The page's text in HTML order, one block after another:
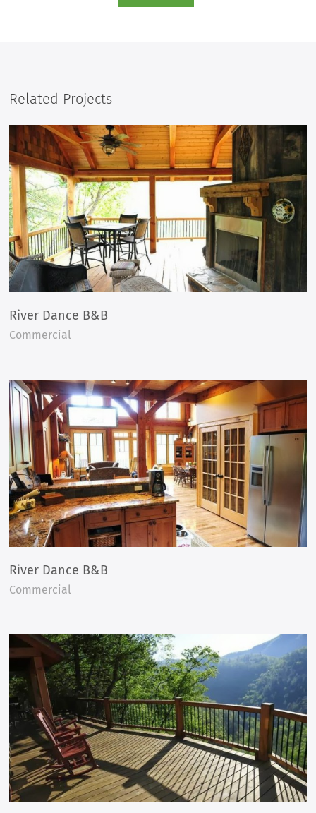
Related Projects
River Dance B&B
Commercial
River Dance B&B
Commercial